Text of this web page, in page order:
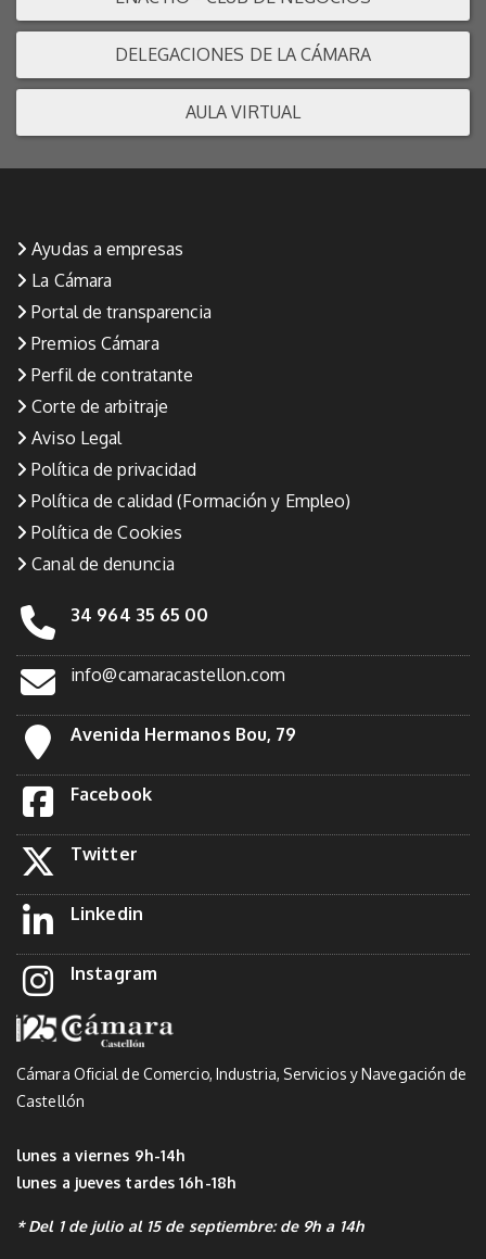
DELEGACIONES DE LA CÁMARA
AULA VIRTUAL
Ayudas a empresas
La Cámara
Portal de transparencia
Premios Cámara
Perfil de contratante
Corte de arbitraje
Aviso Legal
Política de privacidad
Política de calidad (Formación y Empleo)
Política de Cookies
Canal de denuncia
34 964 35 65 00
info@camaracastellon.com
Avenida Hermanos Bou, 79
Facebook
Twitter
Linkedin
Instagram
Cámara Oficial de Comercio, Industria, Servicios y Navegación de
Castellón
lunes a viernes 9h-14h
lunes a jueves tardes 16h-18h
* Del 1 de julio al 15 de septiembre: de 9h a 14h